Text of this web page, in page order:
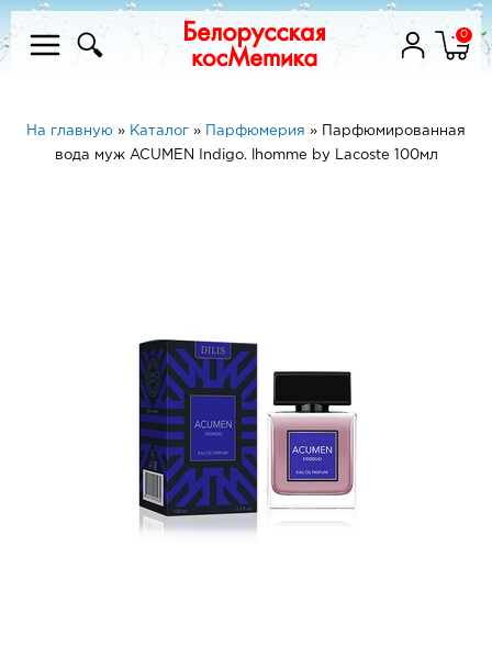
0
На главную » Каталог » Парфюмерия »
Парфюмированная
вода муж ACUMEN Indigo. lhomme by Lacoste 100мл